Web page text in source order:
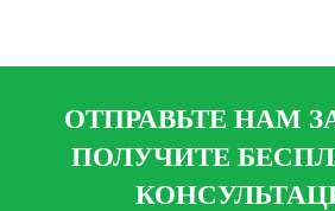
ОТПРАВЬТЕ НАМ
ПОЛУЧИТЕ